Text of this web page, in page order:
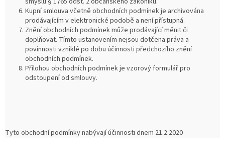
Kupní smlouva včetně obchodních podmínek je archivována
prodávajícím v elektronické podobě a není přístupná.
Znění obchodních podmínek může prodávající měnit či
doplňovat. Tímto ustanovením nejsou dotčena práva a
povinnosti vzniklé po dobu účinnosti předchozího znění
obchodních podmínek.
Přílohou obchodních podmínek je vzorový formulář pro
odstoupení od smlouvy.
Tyto obchodní podmínky nabývají účinnosti dnem 21.2.2020